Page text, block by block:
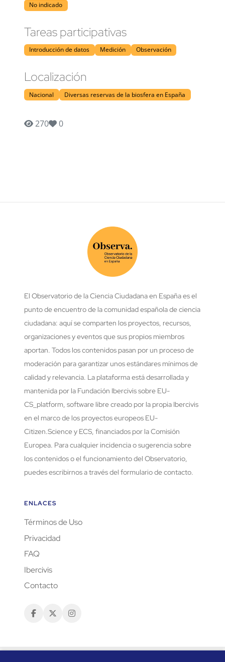
No indicado
Tareas participativas
Introducción de datos Medición Observación
Localización
Nacional Diversas reservas de la biosfera en España
270 0
El Observatorio de la Ciencia Ciudadana en España es el
punto de encuentro de la comunidad española de ciencia
ciudadana: aquí se comparten los proyectos, recursos,
organizaciones y eventos que sus propios miembros
aportan. Todos los contenidos pasan por un proceso de
moderación para garantizar unos estándares mínimos de
calidad y relevancia. La plataforma está desarrollada y
mantenida por la Fundación Ibercivis sobre EU-
CS_platform, software libre creado por la propia Ibercivis
en el marco de los proyectos europeos EU-
Citizen.Science y ECS, financiados por la Comisión
Europea. Para cualquier incidencia o sugerencia sobre
los contenidos o el funcionamiento del Observatorio,
puedes escribirnos a través del formulario de contacto.
ENLACES
Términos de Uso
Privacidad
FAQ
Ibercivis
Contacto